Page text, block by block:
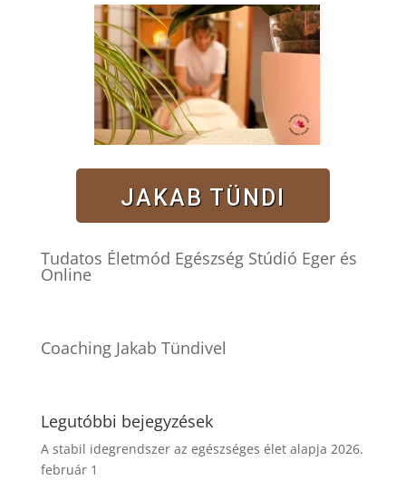
JAKAB TÜNDI
Tudatos Életmód Egészség Stúdió Eger és
Online
Coaching Jakab Tündivel
Legutóbbi bejegyzések
A stabil idegrendszer az egészséges élet alapja 2026.
február 1